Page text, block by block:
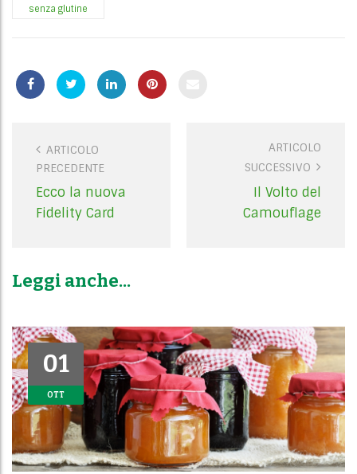
senza glutine
v
a
t
i
o
n
ARTICOLO
PRECEDENTE
Ecco la nuova
Fidelity Card
ARTICOLO
SUCCESSIVO
Il Volto del
Camouflage
Leggi anche...
01
OTT
01
OTT